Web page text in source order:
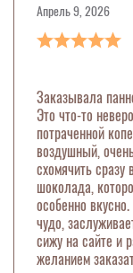
Апрель 9, 2026
Заказывала
Это что-то
потраченной
воздушный,
схомячить
шоколада,
особенно
чудо,
сижу на сайте и
желанием